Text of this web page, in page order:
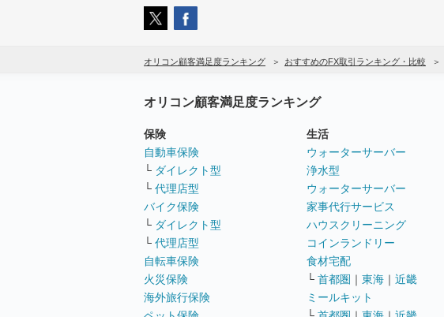
オリコン顧客満足度ランキング おすすめのFX取引ランキング・比較
オリコン顧客満足度ランキング
保険
自動車保険
└ ダイレクト型
└ 代理店型
バイク保険
└ ダイレクト型
└ 代理店型
自転車保険
火災保険
海外旅行保険
生活
ウォーターサーバー
浄水型
ウォーターサーバー
家事代行サービス
ハウスクリーニング
コインランドリー
食材宅配
└ 首都圏 ｜ 東海 ｜ 近畿
ミールキット